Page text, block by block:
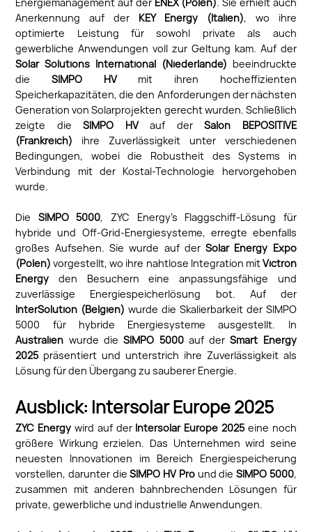
Anerkennung auf der KEY Energy (Italien), wo ihre
optimierte Leistung für sowohl private als auch
gewerbliche Anwendungen voll zur Geltung kam. Auf der
Solar Solutions International (Niederlande) beeindruckte
dieSIMPO HVmit ihren hocheffizienten
Speicherkapazitäten, die den Anforderungen der nächsten
Generation von Solarprojekten gerecht wurden. Schließlich
zeigte dieSIMPO HVauf derSalon BEPOSITIVE
(Frankreich) ihre Zuverlässigkeit unter verschiedenen
Bedingungen, wobei die Robustheit des Systems in
Verbindung mit der Kostal-Technologie hervorgehoben
wurde.
Die SIMPO 5000, ZYC Energy’s Flaggschiff-Lösung für
hybride und Off-Grid-Energiesysteme, erregte ebenfalls
großes Aufsehen. Sie wurde auf derSolar Energy Expo
(Polen) vorgestellt, wo ihre nahtlose Integration mitVictron
Energy den Besuchern eine anpassungsfähige und
zuverlässige Energiespeicherlösung bot. Auf der
InterSolution (Belgien) wurde die Skalierbarkeit der SIMPO
5000 für hybride Energiesysteme ausgestellt. In
Australien wurde dieSIMPO 5000auf derSmart Energy
2025präsentiert und unterstrich ihre Zuverlässigkeit als
Lösung für den Übergang zu sauberer Energie.
Ausblick: Intersolar Europe 2025
ZYC Energy wird auf der Intersolar Europe 2025eine noch
größere Wirkung erzielen. Das Unternehmen wird seine
neuesten Innovationen im Bereich Energiespeicherung
vorstellen, darunter dieSIMPO HV Pround die SIMPO 5000,
zusammen mit anderen bahnbrechenden Lösungen für
private, gewerbliche und industrielle Anwendungen.